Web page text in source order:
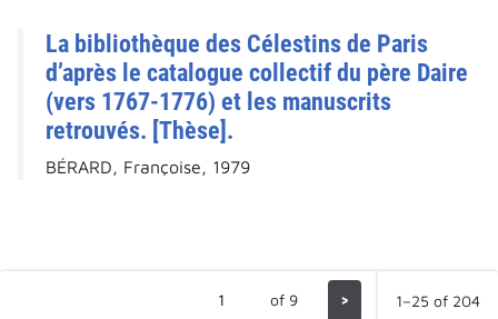
La bibliothèque des Célestins de Paris
d’après le catalogue collectif du père Daire
(vers 1767-1776) et les manuscrits
retrouvés. [Thèse].
BÉRARD, Françoise, 1979
of 9 > 1–25 of 204